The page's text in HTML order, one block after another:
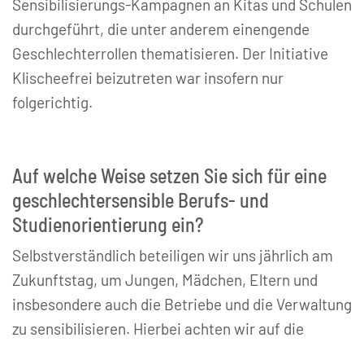
Sensibilisierungs-Kampagnen an Kitas und Schulen
durchgeführt, die unter anderem einengende
Geschlechterrollen thematisieren. Der Initiative
Klischeefrei beizutreten war insofern nur
folgerichtig.
Auf welche Weise setzen Sie sich für eine
geschlechtersensible Berufs- und
Studienorientierung ein?
Selbstverständlich beteiligen wir uns jährlich am
Zukunftstag, um Jungen, Mädchen, Eltern und
insbesondere auch die Betriebe und die Verwaltung
zu sensibilisieren. Hierbei achten wir auf die